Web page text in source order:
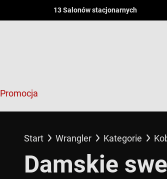
13 Salonów stacjonarnych
Promocja
Start Wrangler Kategorie
Damskie